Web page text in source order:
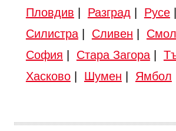
Пловдив
Разград Русе|
Силистра| Сливен
София
Стара Загора|
Хасково| Шумен Ямбол